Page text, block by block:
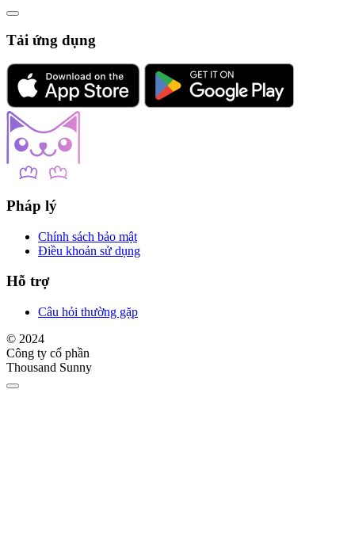
Tải ứng dụng
Pháp lý
Chính sách bảo mật
Điều khoản sử dụng
Hỗ trợ
Câu hỏi thường gặp
© 2024
Công ty cổ phần
Thousand Sunny